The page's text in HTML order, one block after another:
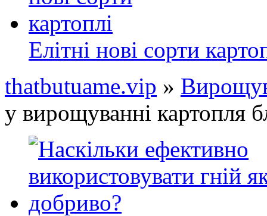
Елітні нові сорти
thatbutuame.vip »
у вирощуванні картопля